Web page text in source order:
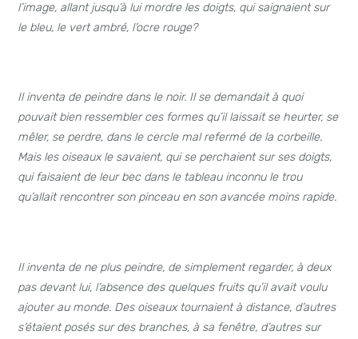
l’image, allant jusqu’à lui mordre les doigts, qui saignaient sur
le bleu, le vert ambré, l’ocre rouge?
Il inventa de peindre dans le noir. Il se demandait à quoi
pouvait bien ressembler ces formes qu’il laissait se heurter, se
mêler, se perdre, dans le cercle mal refermé de la corbeille.
Mais les oiseaux le savaient, qui se perchaient sur ses doigts,
qui faisaient de leur bec dans le tableau inconnu le trou
qu’allait rencontrer son pinceau en son avancée moins rapide.
Il inventa de ne plus peindre, de simplement regarder, à deux
pas devant lui, l’absence des quelques fruits qu’il avait voulu
ajouter au monde. Des oiseaux tournaient à distance, d’autres
s’étaient posés sur des branches, à sa fenêtre, d’autres sur